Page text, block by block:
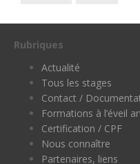
Rubriques
Actualité
Tous les stages
Contact /
Formations à l’éveil
Certification / CPF
Nous connaître
Partenaires, liens